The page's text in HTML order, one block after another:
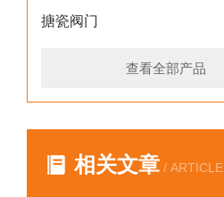
搪瓷阀门
查看全部产品
相关文章 / ARTICLE